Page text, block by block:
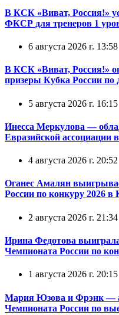
В КСК «Виват, Россия!»
ФКСР для тренеров 1
6 августа 2026 г. 13:58
В КСК «Виват, Россия!»
призеры Кубка России по
5 августа 2026 г. 16:15
Инесса Меркулова —
Евразийской ассоциации
4 августа 2026 г. 20:52
Оганес Амалян
России по конкуру 2026
2 августа 2026 г. 21:34
Ирина Федотова
Чемпионата России по
1 августа 2026 г. 20:15
Мария Юзова и Фрэнк —
Чемпионата России по